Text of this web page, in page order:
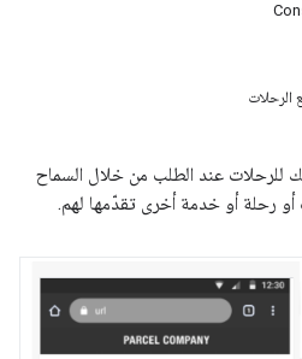
الرحلات
عند الطلب من خلال السماح
أو رحلة أو خدمة أخرى تقدّمها لهم.